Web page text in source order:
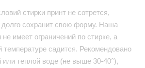
стирки принт не сотрется,
долго сохранит свою форму. Наша
не имеет ограничений по стирке, а
температуре садится. Рекомендовано
или теплой воде (не выше 30-40°),